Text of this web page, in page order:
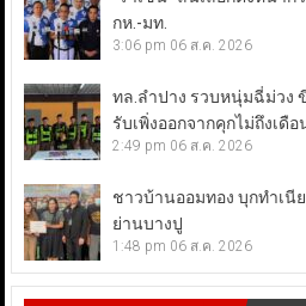
กห.-มท.
3:06 pm 06 ส.ค. 2026
ทล.ลำปาง รวบหนุ่มฉี่ม่วง
รับเพิ่งออกจากคุกไม่ถึงเดือ
2:49 pm 06 ส.ค. 2026
ชาวบ้านออมทอง บุกทำเนี
ย่านบางปู
1:48 pm 06 ส.ค. 2026